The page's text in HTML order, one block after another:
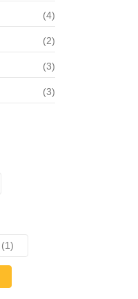
(4)
(2)
(3)
(3)
(1)